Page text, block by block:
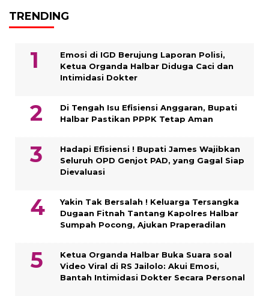
TRENDING
Emosi di IGD Berujung Laporan Polisi,
Ketua Organda Halbar Diduga Caci dan
Intimidasi Dokter
Di Tengah Isu Efisiensi Anggaran, Bupati
Halbar Pastikan PPPK Tetap Aman
Hadapi Efisiensi ! Bupati James Wajibkan
Seluruh OPD Genjot PAD, yang Gagal Siap
Dievaluasi
Yakin Tak Bersalah ! Keluarga Tersangka
Dugaan Fitnah Tantang Kapolres Halbar
Sumpah Pocong, Ajukan Praperadilan
Ketua Organda Halbar Buka Suara soal
Video Viral di RS Jailolo: Akui Emosi,
Bantah Intimidasi Dokter Secara Personal